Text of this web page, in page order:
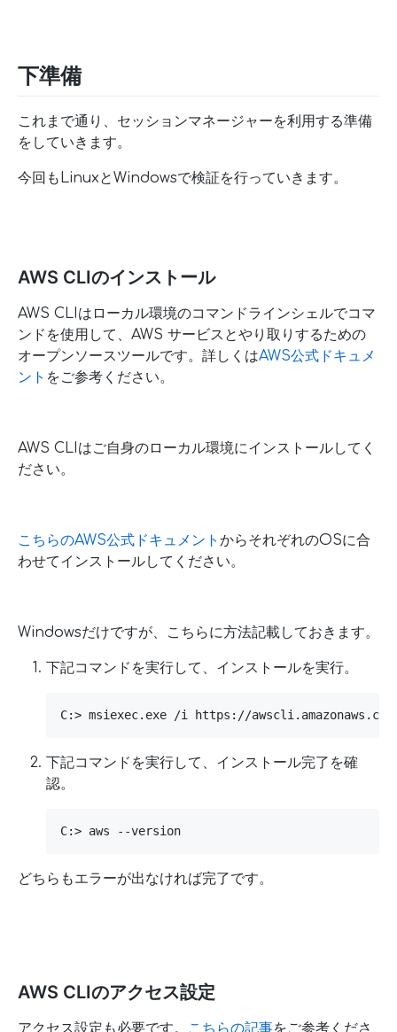
下準備
これまで通り、セッションマネージャーを利用する準備
をしていきます。
今回もLinuxとWindowsで検証を行っていきます。
AWS CLIのインストール
AWS CLIはローカル環境のコマンドラインシェルでコマ
ンドを使用して、AWS サービスとやり取りするための
オープンソースツールです。詳しくはAWS公式ドキュメ
ント をご参考ください。
AWS CLIはご自身のローカル環境にインストールしてく
ださい。
こちらのAWS公式ドキュメント からそれぞれのOSに合
わせてインストールしてください。
Windowsだけですが、こちらに方法記載しておきます。
下記コマンドを実行して、インストールを実行。
C:> msiexec.exe /i https://awscli.amazonaws.com/
下記コマンドを実行して、インストール完了を確
認。
C:> aws --version
どちらもエラーが出なければ完了です。
AWS CLIのアクセス設定